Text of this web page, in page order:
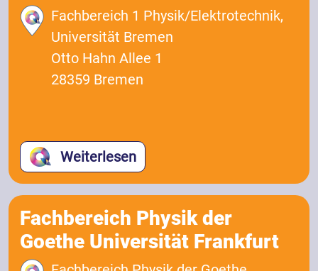
Fachbereich 1 Physik/Elektrotechnik,
Universität Bremen
Otto Hahn Allee 1
28359 Bremen
Weiterlesen
Fachbereich Physik der
Goethe Universität Frankfurt